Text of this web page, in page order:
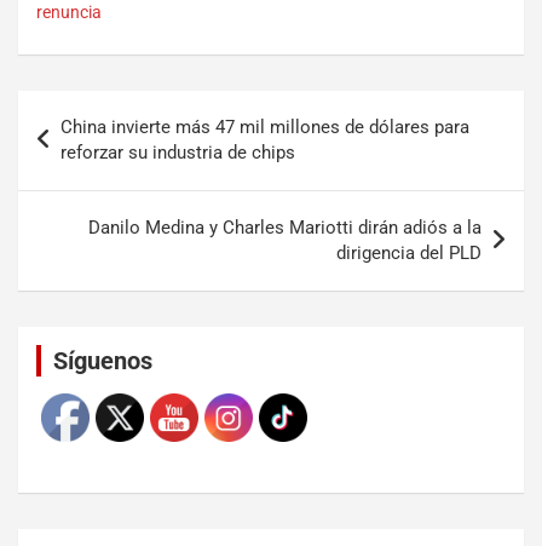
renuncia
China invierte más 47 mil millones de dólares para
reforzar su industria de chips
Danilo Medina y Charles Mariotti dirán adiós a la
dirigencia del PLD
Síguenos